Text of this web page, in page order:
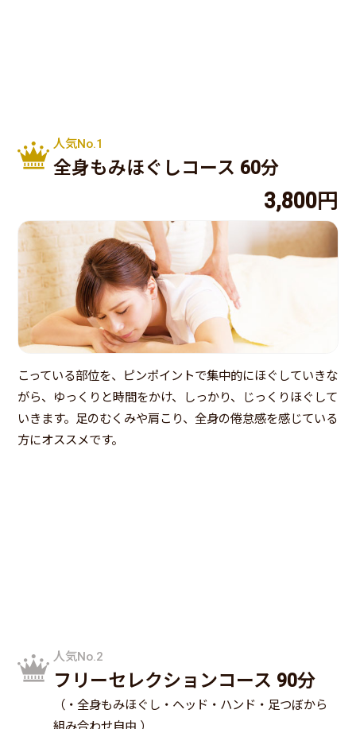
人気No.1
全身もみほぐしコース 60分
3,800円
こっている部位を、ピンポイントで集中的にほぐしていきな
がら、ゆっくりと時間をかけ、しっかり、じっくりほぐして
いきます。足のむくみや肩こり、全身の倦怠感を感じている
方にオススメです。
人気No.2
フリーセレクションコース 90分
（・全身もみほぐし・ヘッド・ハンド・足つぼから